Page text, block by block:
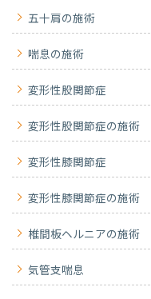
五十肩の施術
喘息の施術
変形性股関節症
変形性股関節症の施術
変形性膝関節症
変形性膝関節症の施術
椎間板ヘルニアの施術
気管支喘息